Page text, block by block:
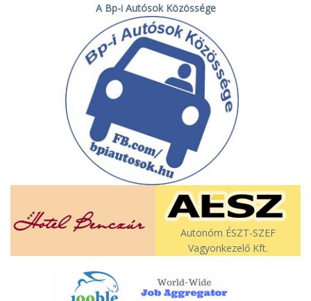
A Bp-i Autósok Közössége
Autonóm ÉSZT-SZEF
Vagyonkezelő Kft.